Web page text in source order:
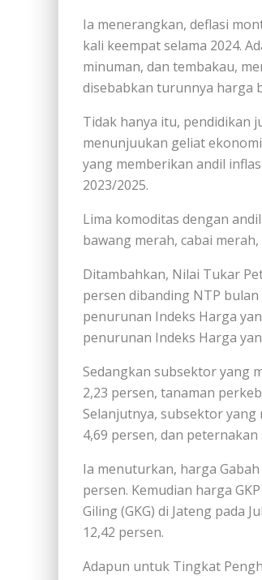
Ia menerangkan, deflasi
kali keempat selama 2024.
minuman, dan tembakau,
disebabkan turunnya harga
Tidak hanya itu, pendidikan
menunjuukan geliat
yang memberikan andil
2023/2025.
Lima komoditas dengan
bawang merah, cabai
Ditambahkan, Nilai Tukar
persen dibanding NTP
penurunan Indeks Harga
penurunan Indeks Harga
Sedangkan subsektor yang
2,23 persen, tanaman
Selanjutnya, subsektor
4,69 persen, dan peternakan
Ia menuturkan, harga Gabah
persen. Kemudian harga
Giling (GKG) di Jateng pada
12,42 persen.
Adapun untuk Tingkat